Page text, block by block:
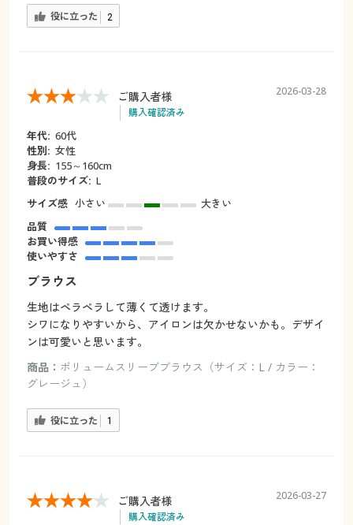
役に立った 2
ご購入者様
購入確認済み
2026-03-28
年代: 60代
性別: 女性
身長: 155～160cm
普段のサイズ: L
サイズ感 小さい
大きい
品質
お買い得感
使いやすさ
ブラウス
生地はペラペラして薄くて透けます。
シワになりやすいから、アイロンは欠かせないかも。デザイ
ンは可愛いと思います。
商品： ボリュームスリーブブラウス（サイズ：L / カラー：
グレージュ）
役に立った 1
ご購入者様
購入確認済み
2026-03-27